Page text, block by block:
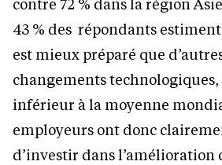
43 % des répondants
est mieux préparé que
changements technologiques,
inférieur à la moyenne
employeurs ont donc
d’investir dans l’amélioration